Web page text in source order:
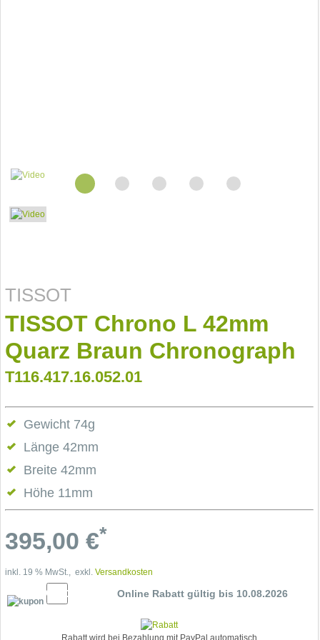
TISSOT
TISSOT Chrono L 42mm
Quarz Braun Chronograph
T116.417.16.052.01
Gewicht 74g
Länge 42mm
Breite 42mm
Höhe 11mm
395,00 €*
inkl. 19 % MwSt., exkl. Versandkosten
10% Cupon Online Rabatt gültig bis 10.08.2026
Rabatt wird bei Bezahlung mit PayPal automatisch